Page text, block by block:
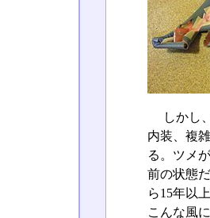
しかし
内装、複
る。ツメ
前の状態
ら15年以
こんな風